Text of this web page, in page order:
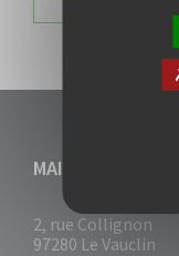
MAIRIE DU
2, rue Collignon
97280 Le Vauclin